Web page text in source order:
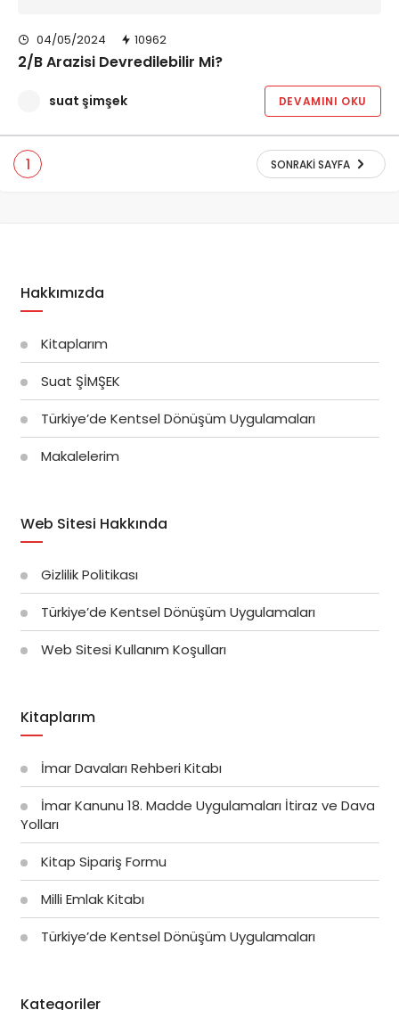
04/05/2024 10962
2/B Arazisi Devredilebilir Mi?
suat şimşek DEVAMINI OKU
1 SONRAKI SAYFA
Hakkımızda
Kitaplarım
Suat ŞİMŞEK
Türkiye’de Kentsel Dönüşüm Uygulamaları
Makalelerim
Web Sitesi Hakkında
Gizlilik Politikası
Türkiye’de Kentsel Dönüşüm Uygulamaları
Web Sitesi Kullanım Koşulları
Kitaplarım
İmar Davaları Rehberi Kitabı
İmar Kanunu 18. Madde Uygulamaları İtiraz ve Dava
Yolları
Kitap Sipariş Formu
Milli Emlak Kitabı
Türkiye’de Kentsel Dönüşüm Uygulamaları
Kategoriler